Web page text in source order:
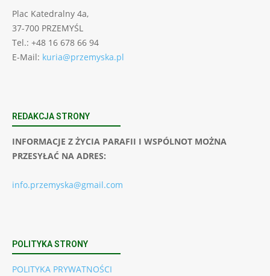
Plac Katedralny 4a,
37-700 PRZEMYŚL
Tel.: +48 16 678 66 94
E-Mail: kuria@przemyska.pl
REDAKCJA STRONY
INFORMACJE Z ŻYCIA PARAFII I WSPÓLNOT MOŻNA
PRZESYŁAĆ NA ADRES:
info.przemyska@gmail.com
POLITYKA STRONY
POLITYKA PRYWATNOŚCI